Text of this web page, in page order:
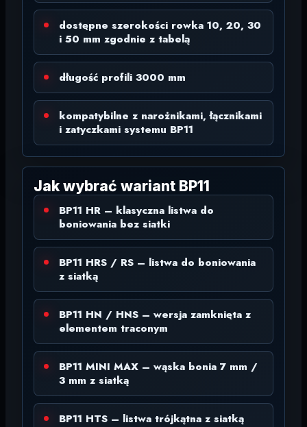
dostępne szerokości rowka 10, 20, 30
i 50 mm zgodnie z tabelą
długość profili 3000 mm
kompatybilne z narożnikami, łącznikami
i zatyczkami systemu BP11
Jak wybrać wariant BP11
BP11 HR – klasyczna listwa do
boniowania bez siatki
BP11 HRS / RS – listwa do boniowania
z siatką
BP11 HN / HNS – wersja zamknięta z
elementem traconym
BP11 MINI MAX – wąska bonia 7 mm /
3 mm z siatką
BP11 HTS – listwa trójkątna z siatką